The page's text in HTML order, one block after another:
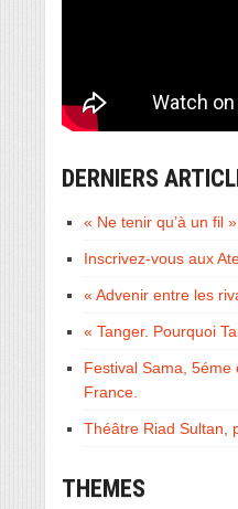
DERNIERS
« Ne tenir qu’à un fil
Inscrivez-vous aux
« Advenir entre les
« Tanger. Pourquoi
Festival Sama, 5éme
France.
Théâtre Riad Sultan,
THEMES